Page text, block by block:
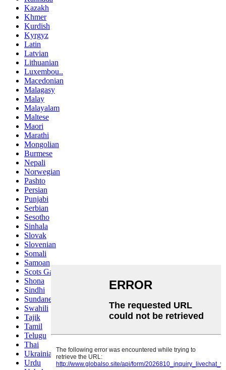
Kazakh
Khmer
Kurdish
Kyrgyz
Latin
Latvian
Lithuanian
Luxembou..
Macedonian
Malagasy
Malay
Malayalam
Maltese
Maori
Marathi
Mongolian
Burmese
Nepali
Norwegian
Pashto
Persian
Punjabi
Serbian
Sesotho
Sinhala
Slovak
Slovenian
Somali
Samoan
Scots Gaelic
Shona
Sindhi
Sundanese
Swahili
Tajik
Tamil
Telugu
Thai
Ukrainian
Urdu